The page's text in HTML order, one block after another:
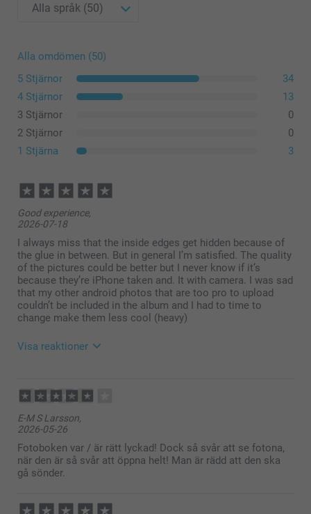
Alla omdömen (50)
5 Stjärnor
34
4 Stjärnor
13
3 Stjärnor
0
2 Stjärnor
0
1 Stjärna
3
Good experience,
2026-07-18
I always miss that the inside edges get hidden because of
the glue in between. But in general I’m satisfied. The quality
of the pictures could be better but I never know if it’s
because they’re iPhone taken and. It with camera. I was sad
that my other android photos that are too pro to upload
couldn’t be included in the album and I had to time to
change make them less cool (heavy)
Visa reaktioner
11:20
Thank you so much for your five-star review and for
taking the time to share your feedback with us!
We’re happy to hear that you are satisfied with your
feedback helps us improve.
E-M S Larsson,
2026-05-26
Fotoboken var / är rätt lyckad! Dock så svår att se fotona,
när den är så svår att öppna helt! Man är rädd att den ska
gå sönder.